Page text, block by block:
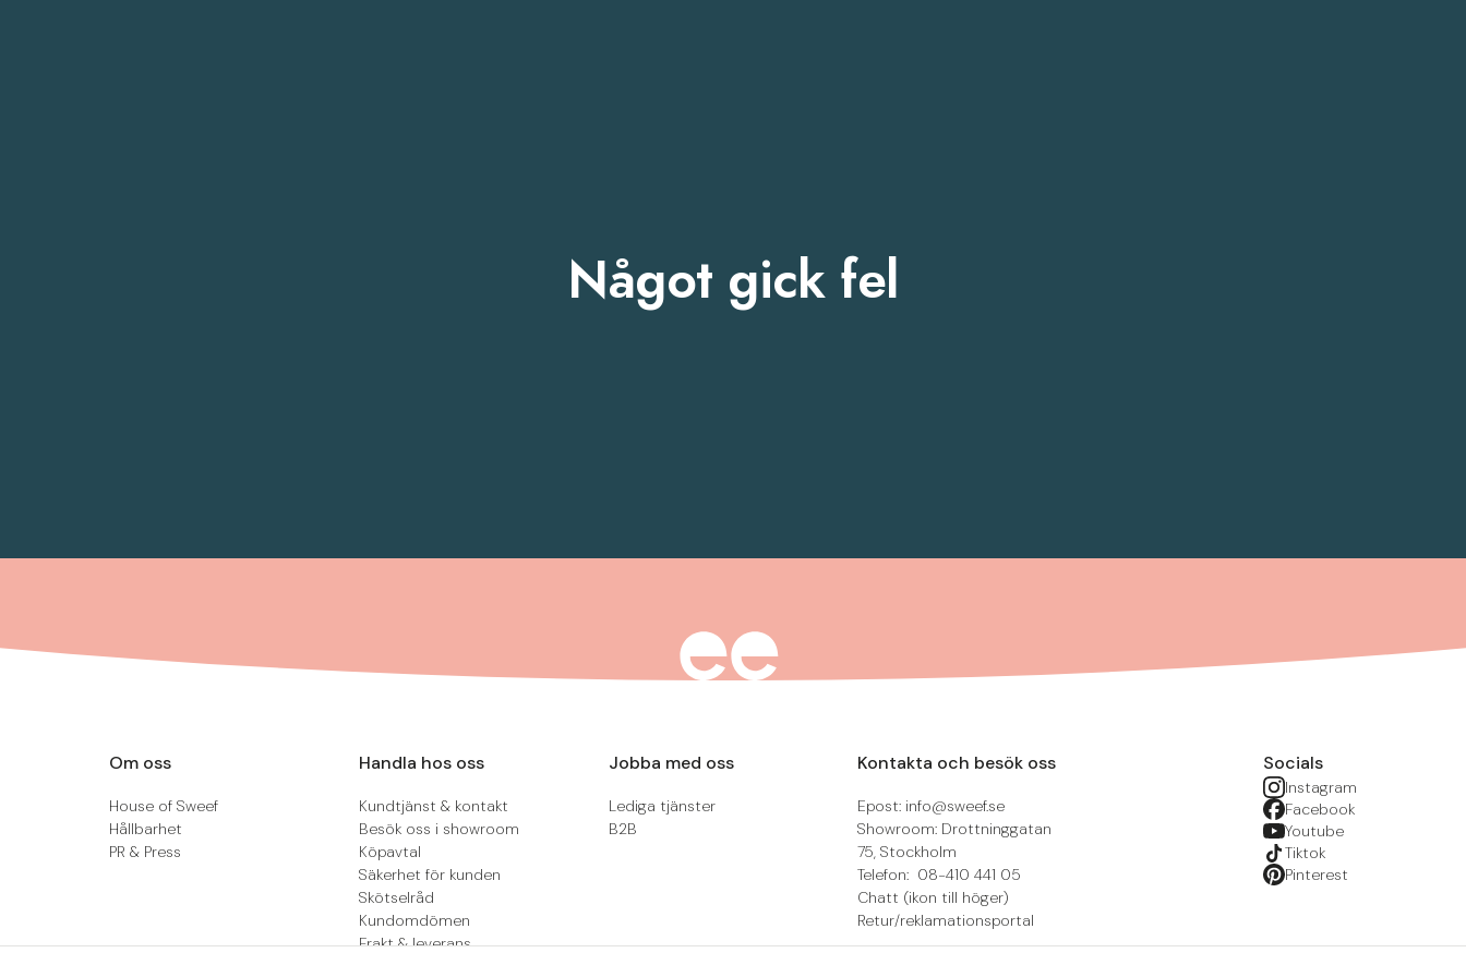
Något gick fel
Om oss
House of Sweef
Hållbarhet
PR & Press
Handla hos oss
Kundtjänst & kontakt
Besök oss i showroom
Köpavtal
Säkerhet för kunden
Skötselråd
Kundomdömen
Frakt & leverans
Jobba med oss
Lediga tjänster
B2B
Kontakta och besök oss
Epost: info@sweef.se
Showroom: Drottninggatan
75, Stockholm
Telefon: 08-410 441 05
Chatt (ikon till höger)
Retur/reklamationsportal
Socials
Instagram
Facebook
Youtube
Tiktok
Pinterest